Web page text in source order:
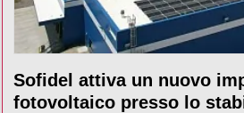
Sofidel attiva un nuovo
fotovoltaico presso lo